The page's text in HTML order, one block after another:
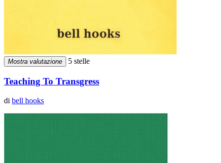
Mostra valutazione 5 stelle
Teaching To Transgress
di bell hooks